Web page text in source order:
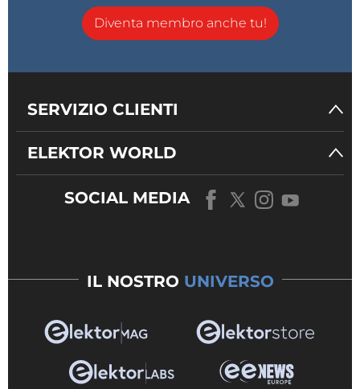
Diventa membro anche tu!
SERVIZIO CLIENTI
ELEKTOR WORLD
SOCIAL MEDIA
IL NOSTRO UNIVERSO